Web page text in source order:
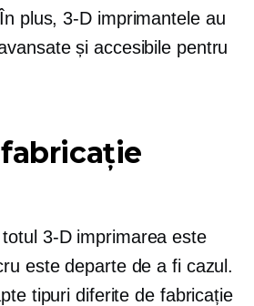
plus,3-D imprimantele au
și accesibile pentru
3-Dimprimarea este
este departe de a fi cazul.
tipuri diferite de fabricație